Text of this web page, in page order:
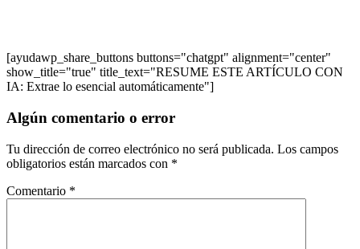
[ayudawp_share_buttons buttons="chatgpt" alignment="center"
show_title="true" title_text="RESUME ESTE ARTÍCULO CON
IA: Extrae lo esencial automáticamente"]
Algún comentario o error
Tu dirección de correo electrónico no será publicada. Los campos
obligatorios están marcados con *
Comentario *